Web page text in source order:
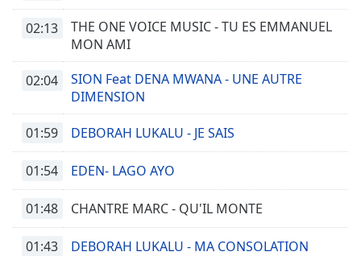
02:13
THE ONE VOICE MUSIC - TU ES EMMANUEL
MON AMI
02:04
SION Feat DENA MWANA - UNE AUTRE
DIMENSION
01:59 DEBORAH LUKALU - JE SAIS
01:54 EDEN- LAGO AYO
01:48 CHANTRE MARC - QU'IL MONTE
01:43 DEBORAH LUKALU - MA CONSOLATION